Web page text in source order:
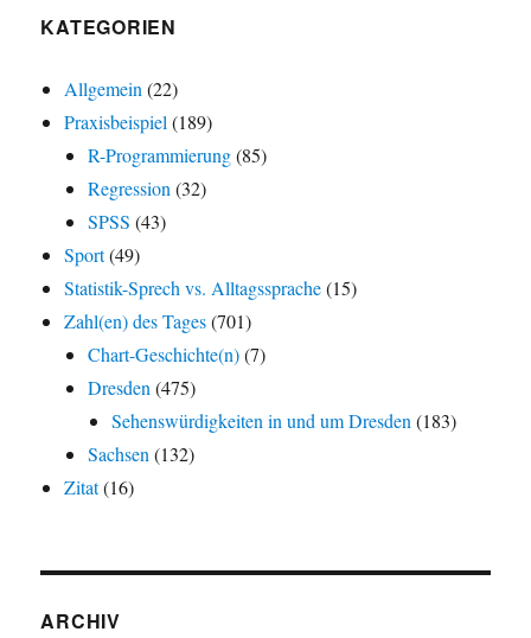
KATEGORIEN
Allgemein (22)
Praxisbeispiel (189)
R-Programmierung(85)
Regression (32)
SPSS (43)
Sport(49)
Statistik-Sprech vs. Alltagssprache(15)
Zahl(en) des Tages(701)
Chart-Geschichte(n)(7)
Dresden (475)
Sehenswürdigkeiten in und um Dresden (183)
Sachsen (132)
Zitat(16)
ARCHIV